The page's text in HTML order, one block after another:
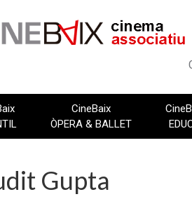
CineBaix
ÒPERA & BALLET
Gupta